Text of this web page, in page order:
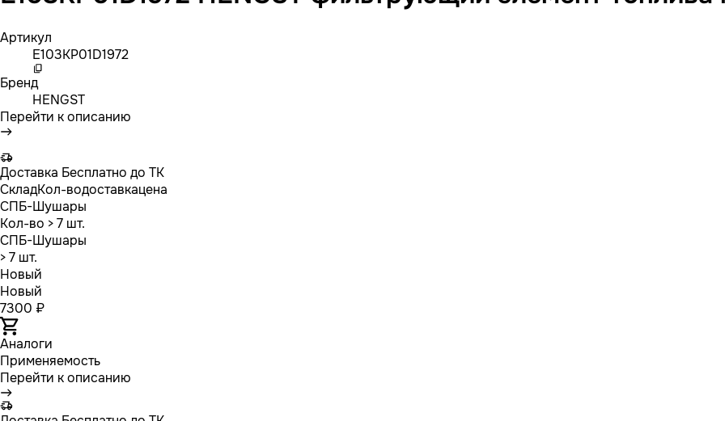
Артикул
E103KP01D1972
Бренд
HENGST
Перейти к описанию
Доставка Бесплатно до ТК
СкладКол-водоставкацена
СПБ-Шушары
Кол-во > 7 шт.
СПБ-Шушары
> 7 шт.
Новый
Новый
7300 ₽
Аналоги
Применяемость
Перейти к описанию